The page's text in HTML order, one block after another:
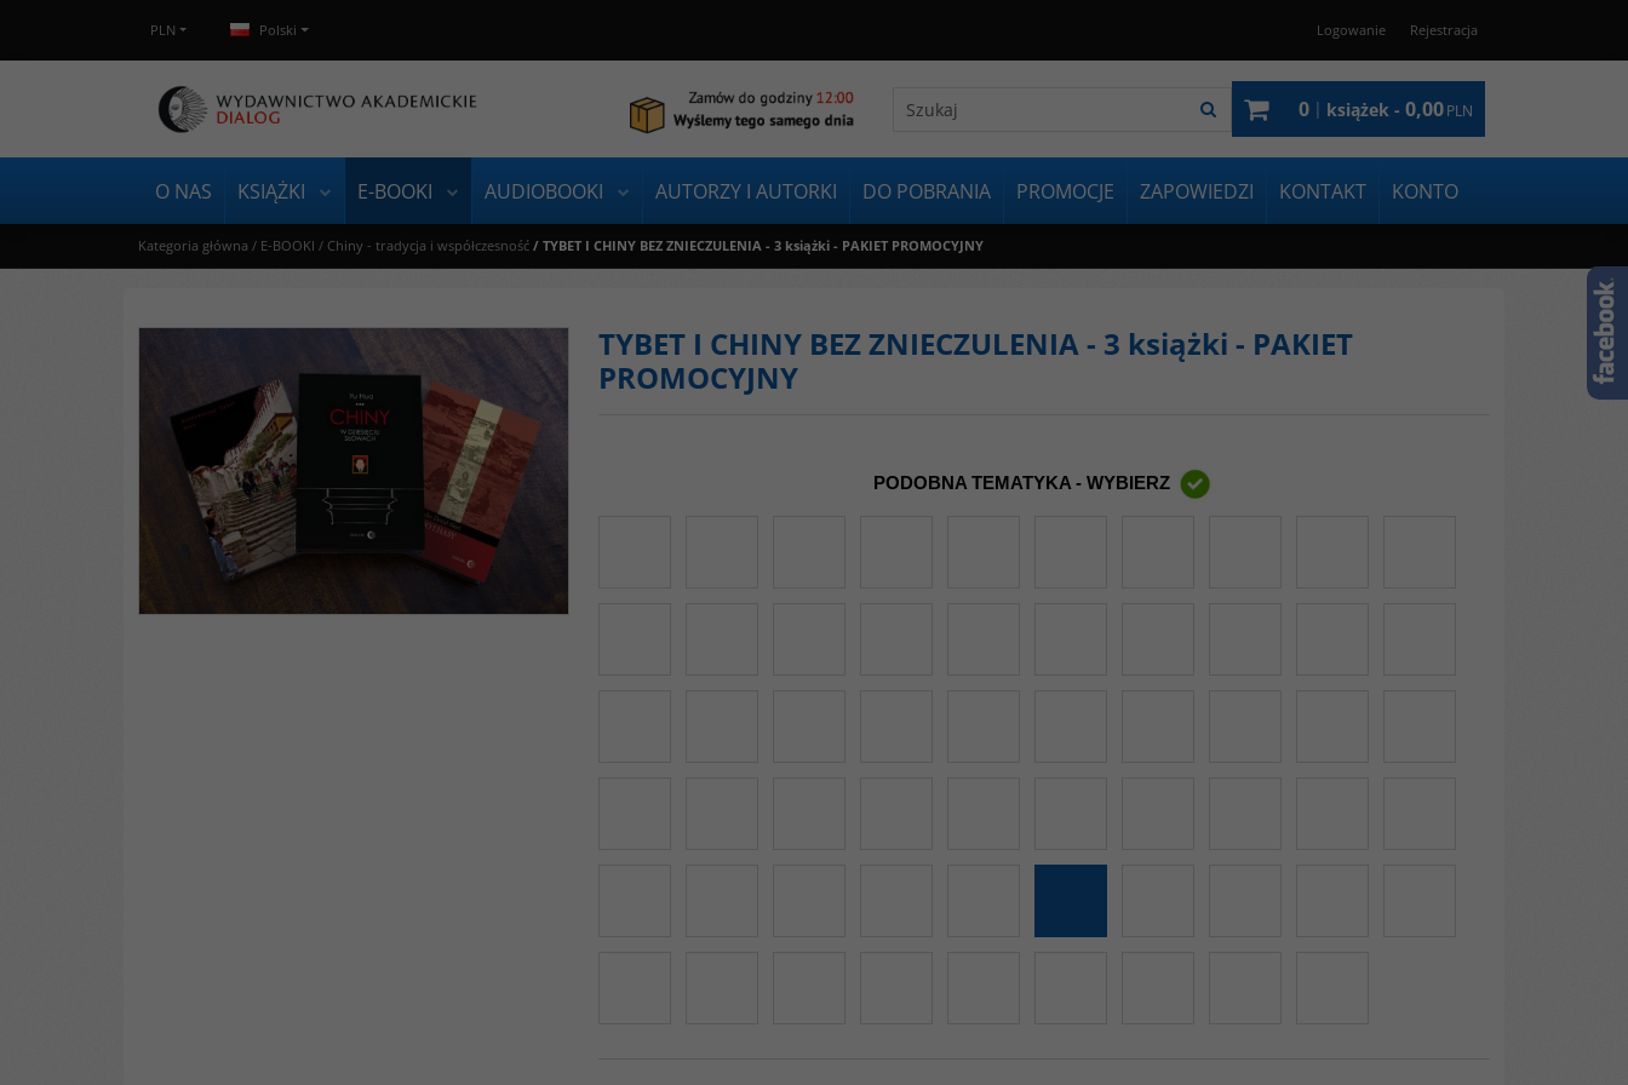
PLN Polski Logowanie Rejestracja
0 | książek - 0,00PLN
O NAS KSIĄŻKI E-BOOKI AUDIOBOOKI AUTORZY I AUTORKI DO POBRANIA PROMOCJE ZAPOWIEDZI KONTAKT KONTO
Kategoria główna / E-BOOKI / Chiny - tradycja i współczesność / TYBET I CHINY BEZ ZNIECZULENIA - 3 książki - PAKIET PROMOCYJNY
TYBET I CHINY BEZ ZNIECZULENIA - 3 książki - PAKIET
PROMOCYJNY
PODOBNA TEMATYKA - WYBIERZ